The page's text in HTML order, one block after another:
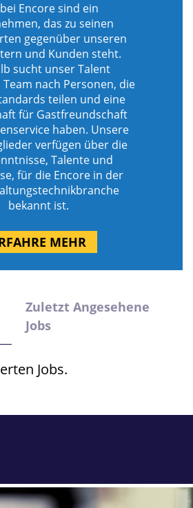
Encore sind ein
das zu seinen
gegenüber unseren
und Kunden steht.
sucht unser Talent
nach Personen, die
teilen und eine
für Gastfreundschaft
haben. Unsere
verfügen über die
Talente und
für die Encore in der
bekannt ist.
MEHR
Zuletzt Angesehene
Jobs
Jobs.